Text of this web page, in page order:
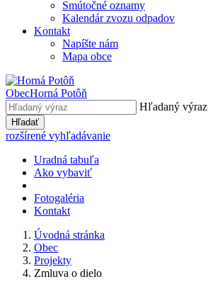
Smútočné oznamy
Kalendár zvozu odpadov
Kontakt
Napíšte nám
Mapa obce
ObecHorná Potôň
Hľadaný výraz
Hľadať
rozšírené vyhľadávanie
Uradná tabuľa
Ako vybaviť
Fotogaléria
Kontakt
Úvodná stránka
Obec
Projekty
Zmluva o dielo